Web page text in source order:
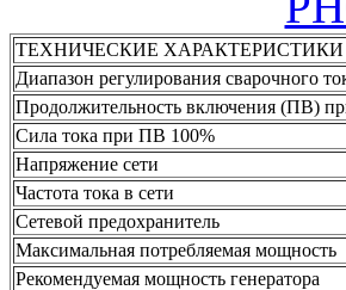
ТЕХНИЧЕСКИЕ ХАРАКТЕРИСТИКИ
Диапазон регулирования сварочного
Продолжительность включения (ПВ)
Сила тока при ПВ 100%
Напряжение сети
Частота тока в сети
Сетевой предохранитель
Максимальная потребляемая мощность
Рекомендуемая мощность генератора